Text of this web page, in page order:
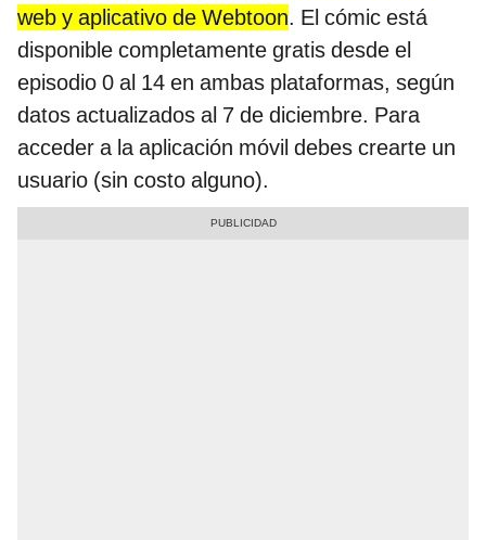
web y aplicativo de Webtoon. El cómic está
disponible completamente gratis desde el
episodio 0 al 14 en ambas plataformas, según
datos actualizados al 7 de diciembre. Para
acceder a la aplicación móvil debes crearte un
usuario (sin costo alguno).